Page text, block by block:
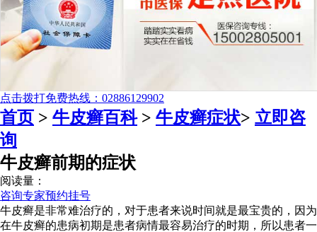
点击拨打免费热线：02886129902
首页 > 牛皮癣百科> 牛皮癣症状> 立即咨
询
牛皮癣前期的症状
阅读量：
咨询专家预约挂号
牛皮癣是非常难治疗的，对于患者来说时间就是最宝贵的，因为
在牛皮癣的患病初期是患者病情最容易治疗的时期，所以患者一